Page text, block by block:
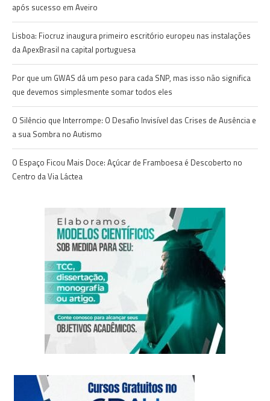
após sucesso em Aveiro
Lisboa: Fiocruz inaugura primeiro escritório europeu nas instalações
da ApexBrasil na capital portuguesa
Por que um GWAS dá um peso para cada SNP, mas isso não significa
que devemos simplesmente somar todos eles
O Silêncio que Interrompe: O Desafio Invisível das Crises de Ausência e
a sua Sombra no Autismo
O Espaço Ficou Mais Doce: Açúcar de Framboesa é Descoberto no
Centro da Via Láctea